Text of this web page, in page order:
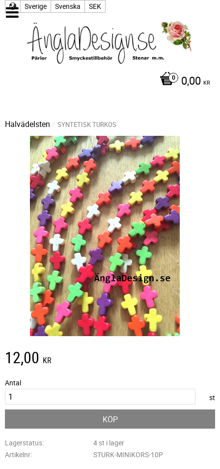
Sverige Svenska SEK
0,00 KR
Halvädelsten SYNTETISK TURKOS
12,00 KR
Antal
st
KÖP
Lagerstatus
4 st i lager
Artikelnr
STURK-MINIKORS-10P